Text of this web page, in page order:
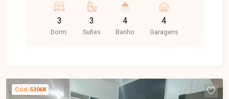
família. Com localização privilegiada e fácil
acesso às principais vias da cidade, é uma
excelente opção para quem busca morar em um
com closet, banheiro social, cozinha com balcão,
área de serviço e excelente área gourmet com
3
Dorm.
3
Suítes
4
Banho
4
Garagens
Cód. 53068